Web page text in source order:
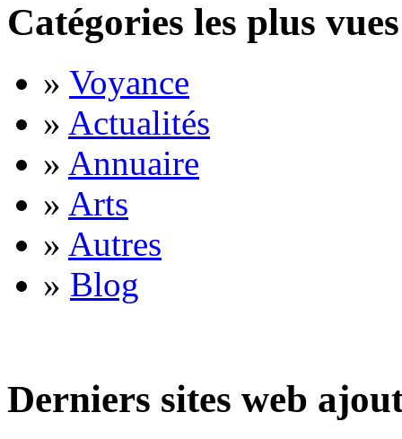
Catégories les plus vues
» Voyance
» Actualités
» Annuaire
» Arts
» Autres
» Blog
Derniers sites web